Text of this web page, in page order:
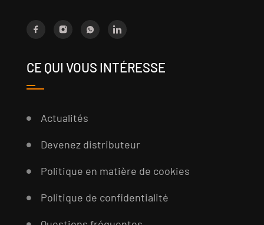
CE QUI VOUS INTÉRESSE
Actualités
Devenez distributeur
Politique en matière de cookies
Politique de confidentialité